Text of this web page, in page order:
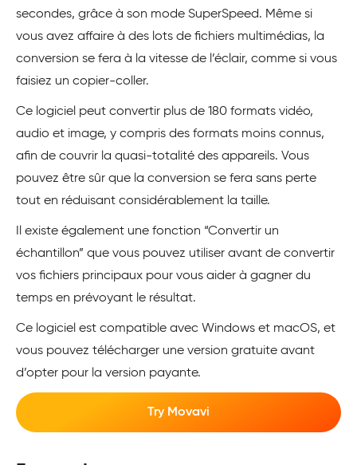
secondes, grâce à son mode SuperSpeed. Même si
vous avez affaire à des lots de fichiers multimédias, la
conversion se fera à la vitesse de l’éclair, comme si vous
faisiez un copier-coller.
Ce logiciel peut convertir plus de 180 formats vidéo,
audio et image, y compris des formats moins connus,
afin de couvrir la quasi-totalité des appareils. Vous
pouvez être sûr que la conversion se fera sans perte
tout en réduisant considérablement la taille.
Il existe également une fonction “Convertir un
échantillon” que vous pouvez utiliser avant de convertir
vos fichiers principaux pour vous aider à gagner du
temps en prévoyant le résultat.
Ce logiciel est compatible avec Windows et macOS, et
vous pouvez télécharger une version gratuite avant
d’opter pour la version payante.
Try Movavi